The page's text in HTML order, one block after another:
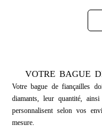
VOTRE BAGUE
Votre bague de fiançailles
diamants, leur quantité,
personnalisent selon vos
mesure.